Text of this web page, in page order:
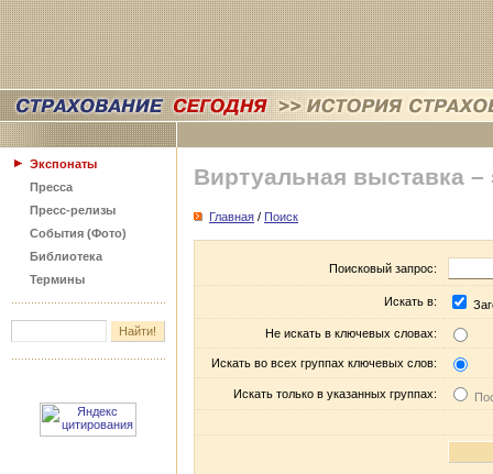
Экспонаты
Пресса
Пресс-релизы
События (Фото)
Библиотека
Термины
Виртуальная выставка –
Главная / Поиск
Поисковый запрос:
Искать в:
Не искать в ключевых словах:
Искать во всех группах ключевых слов:
Искать только в указанных группах: